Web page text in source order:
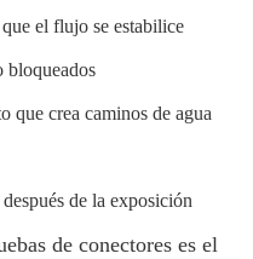
el flujo se estabilice
bloqueados
que crea caminos de agua
de la exposición
de conectores es el